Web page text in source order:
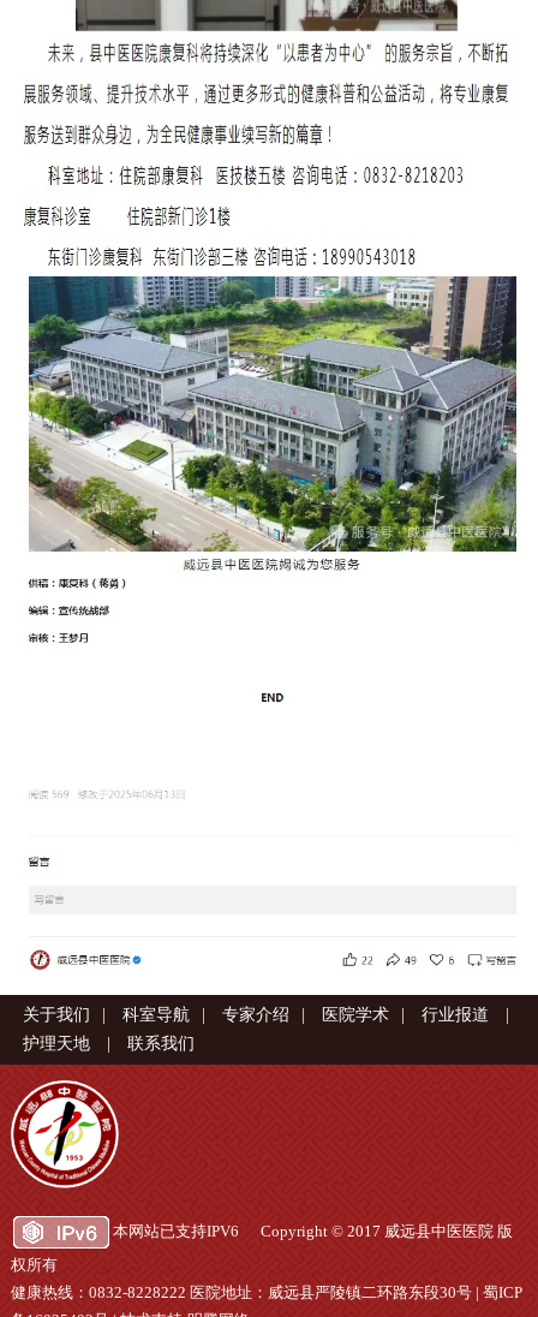
关于我们 科室导航 专家介绍 医院学术 行业报道
护理天地
联系我们
本网站已支持IPV6 Copyright © 2017 威远县中医医院 版
权所有
健康热线：0832-8228222 医院地址：威远县严陵镇二环路东段30号 | 蜀ICP